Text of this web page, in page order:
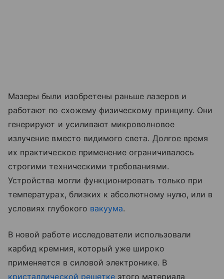
Мазеры были изобретены раньше лазеров и
работают по схожему физическому принципу. Они
генерируют и усиливают микроволновое
излучение вместо видимого света. Долгое время
их практическое применение ограничивалось
строгими техническими требованиями.
Устройства могли функционировать только при
температурах, близких к абсолютному нулю, или в
условиях глубокого вакуума.
В новой работе исследователи использовали
карбид кремния, который уже широко
применяется в силовой электронике. В
кристаллической решетке этого материала